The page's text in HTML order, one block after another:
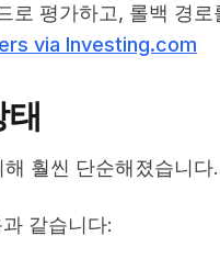
로 평가하고, 롤백 경
via Investing.com
훨씬 단순해졌습니다.
같습니다: